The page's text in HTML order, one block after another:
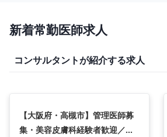
新着常勤医師求人
コンサルタントが紹介する求人
【大阪府・高槻市】管理医師募
集・美容皮膚科経験者歓迎／年